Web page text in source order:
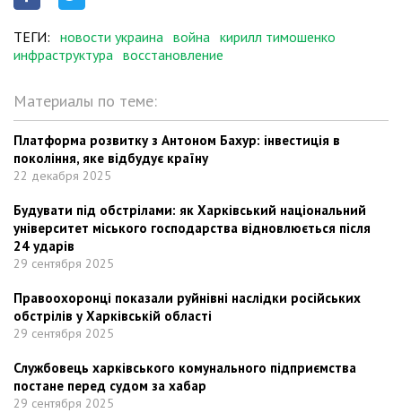
ТЕГИ: новости украина война кирилл тимошенко
инфраструктура восстановление
Материалы по теме:
Платформа розвитку з Антоном Бахур: інвестиція в
покоління, яке відбудує країну
22 декабря 2025
Будувати під обстрілами: як Харківський національний
університет міського господарства відновлюється після
24 ударів
29 сентября 2025
Правоохоронці показали руйнівні наслідки російських
обстрілів у Харківській області
29 сентября 2025
Службовець харківського комунального підприємства
постане перед судом за хабар
29 сентября 2025